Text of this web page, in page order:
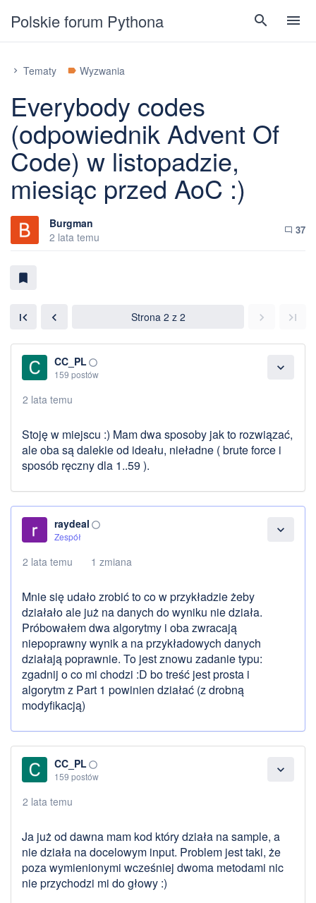
Polskie forum Pythona search menu
chevron_right Tematy label Wyzwania
Everybody codes
(odpowiednik Advent Of
Code) w listopadzie,
miesiąc przed AoC :)
Burgman
2 lata temu
chat_bubble_outline 37
bookmark
first_page chevron_left Strona 2 z 2 chevron_right last_page
expand_more
CC_PL panorama_fish_eye
159 postów
2 lata temu
Stoję w miejscu :) Mam dwa sposoby jak to rozwiązać,
ale oba są dalekie od ideału, nieładne ( brute force i
sposób ręczny dla 1..59 ).
expand_more
raydeal panorama_fish_eye
Zespół
2 lata temu 1 zmiana
Mnie się udało zrobić to co w przykładzie żeby
działało ale już na danych do wyniku nie działa.
Próbowałem dwa algorytmy i oba zwracają
niepoprawny wynik a na przykładowych danych
działają poprawnie. To jest znowu zadanie typu:
zgadnij o co mi chodzi :D bo treść jest prosta i
algorytm z Part 1 powinien działać (z drobną
modyfikacją)
expand_more
CC_PL panorama_fish_eye
159 postów
2 lata temu
Ja już od dawna mam kod który działa na sample, a
nie działa na docelowym input. Problem jest taki, że
poza wymienionymi wcześniej dwoma metodami nic
nie przychodzi mi do głowy :)